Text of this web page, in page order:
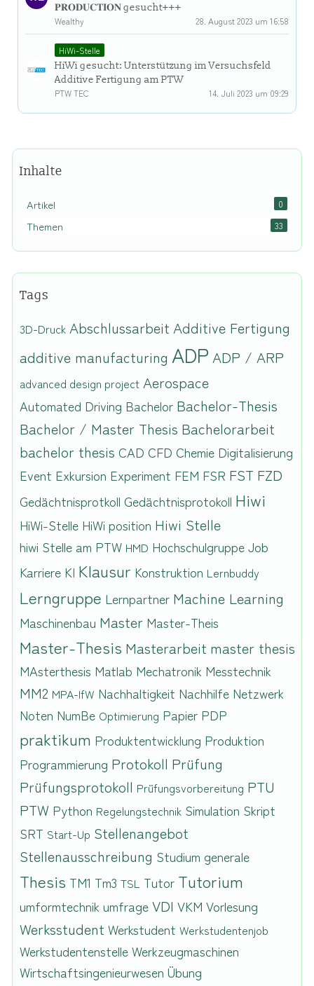
𝐏𝐑𝐎𝐃𝐔𝐂𝐓𝐈𝐎𝐍 gesucht+++
Wealthy
28. August 2023 um 16:58
HiWi-Stelle
HiWi gesucht: Unterstützung im Versuchsfeld
Additive Fertigung am PTW
PTW TEC
14. Juli 2023 um 09:29
Inhalte
Artikel 0
Themen 33
Tags
3D-Druck Abschlussarbeit Additive Fertigung
additive manufacturing ADP ADP / ARP
advanced design project Aerospace
Automated Driving Bachelor Bachelor-Thesis
Bachelor / Master Thesis Bachelorarbeit
bachelor thesis CAD CFD Chemie Digitalisierung
Event Exkursion Experiment FEM FSR FST FZD
Gedächtnisprotkoll Gedächtnisprotokoll Hiwi
HiWi-Stelle HiWi position Hiwi Stelle
hiwi Stelle am PTW HMD Hochschulgruppe Job
Karriere KI Klausur Konstruktion Lernbuddy
Lerngruppe Lernpartner Machine Learning
Maschinenbau Master Master-Theis
Master-Thesis Masterarbeit master thesis
MAsterthesis Matlab Mechatronik Messtechnik
MM2 MPA-IfW Nachhaltigkeit Nachhilfe Netzwerk
Noten NumBe Optimierung Papier PDP
praktikum Produktentwicklung Produktion
Programmierung Protokoll Prüfung
Prüfungsprotokoll Prüfungsvorbereitung PTU
PTW Python Regelungstechnik Simulation Skript
SRT Start-Up Stellenangebot
Stellenausschreibung Studium generale
Thesis TM1 Tm3 TSL Tutor Tutorium
umformtechnik umfrage VDI VKM Vorlesung
Werksstudent Werkstudent Werkstudentenjob
Werkstudentenstelle Werkzeugmaschinen
Wirtschaftsingenieurwesen Übung